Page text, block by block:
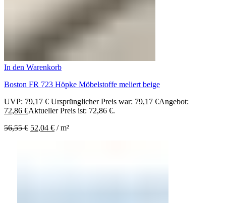
In den Warenkorb
Boston FR 723 Höpke Möbelstoffe meliert beige
UVP: 79,17€ Ursprünglicher Preis war: 79,17 €Angebot:
72,86 €Aktueller Preis ist: 72,86 €.
56,55€ 52,04 € /m²